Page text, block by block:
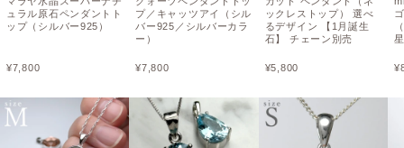
ュラル原石ペンダントト
ップ（シルバー925）
¥7,800
プ／キャッツアイ（シル
バー925／シルバーカラ
ー）
¥7,800
ックレストップ） 選べ
るデザイン 【1月誕生
石】 チェーン別売
¥5,800 ¥